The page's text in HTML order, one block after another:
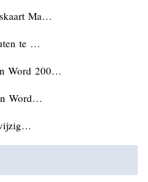
Ma…
te …
Word 200…
Word…